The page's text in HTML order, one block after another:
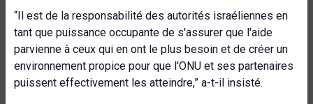
“Il est de la responsabilité des autorités israéliennes en
tant que puissance occupante de s'assurer que l'aide
parvienne à ceux qui en ont le plus besoin et de créer un
environnement propice pour que l'ONU et ses partenaires
puissent effectivement les atteindre,” a-t-il insisté.